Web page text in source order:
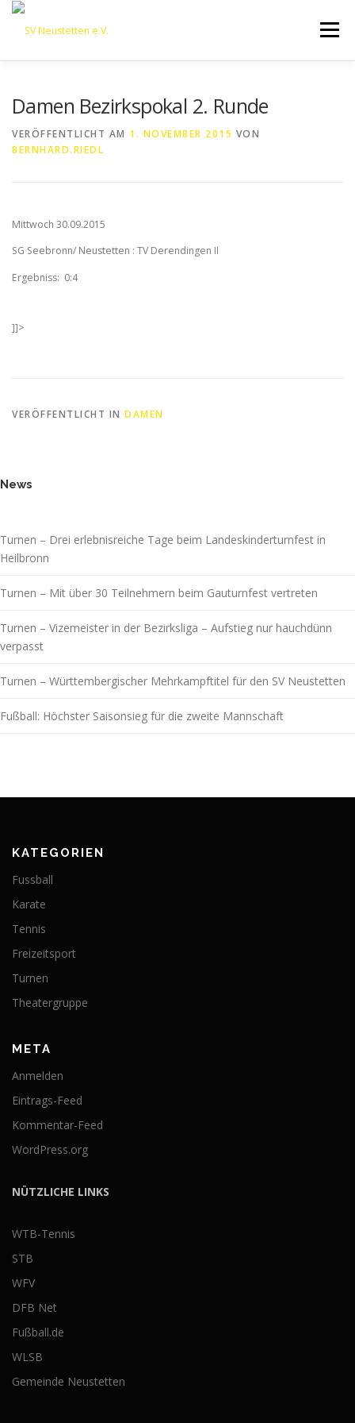
Zum
springen
Menü
NEWS SPONSORING
Damen Bezirkspokal 2. Runde
VERÖFFENTLICHT AM 1. NOVEMBER 2015 VON
BERNHARD.RIEDL
Mittwoch 30.09.2015
SG Seebronn/ Neustetten : TV Derendingen II
Ergebniss: 0:4
]]>
VERÖFFENTLICHT IN DAMEN
News
Turnen – Drei erlebnisreiche Tage beim Landeskinderturnfest in
Heilbronn
Turnen – Mit über 30 Teilnehmern beim Gauturnfest vertreten
Turnen – Vizemeister in der Bezirksliga – Aufstieg nur hauchdünn
verpasst
Turnen – Württembergischer Mehrkampftitel für den SV Neustetten
Fußball: Höchster Saisonsieg für die zweite Mannschaft
KATEGORIEN
Fussball
Karate
Tennis
Freizeitsport
Turnen
Theatergruppe
META
Anmelden
Eintrags-Feed
Kommentar-Feed
WordPress.org
NÜTZLICHE LINKS
WTB-Tennis
STB
WFV
DFB Net
Fußball.de
WLSB
Gemeinde Neustetten